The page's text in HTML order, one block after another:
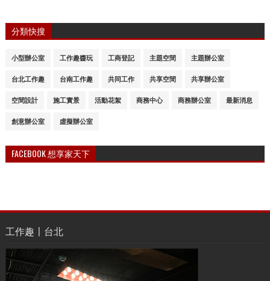
分類快搜
小型辦公室 工作趣醬玩 工商登記 主題空間 主題辦公室
台北工作趣 台南工作趣 共同工作 共享空間 共享辦公室
空間設計 施工實景 活動花絮 商務中心 商務辦公室 最新消息
創意辦公室 虛擬辦公室
FACEBOOK 想享家天下
工作趣〡台北